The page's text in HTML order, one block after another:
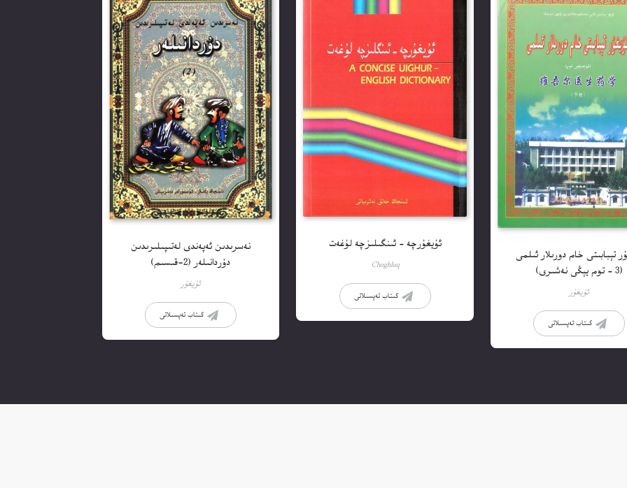
تېبابىتى خام دورىلار ئىلمى
(3 – توم يېڭى نەشىرى)
ئۇيغۇر
كىتاب تەپسىلاتى
ئۇيغۇرچە – ئىنگىلىزچە لۇغەت
Choghluq
كىتاب تەپسىلاتى
نەسرىدىن ئەپەندى لەتىپىلىرىدىن
دۇردانىلەر (2-قىسىم)
ئۇيغۇر
كىتاب تەپسىلاتى